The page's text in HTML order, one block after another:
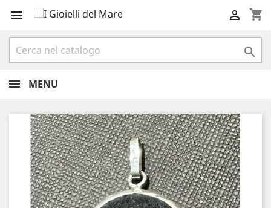
 shopping_cart


MENU